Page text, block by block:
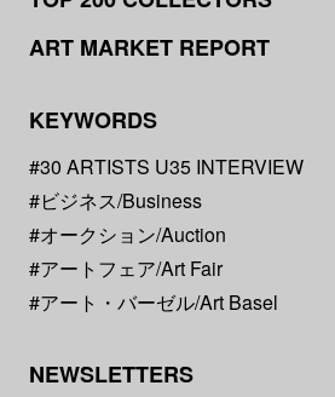
ART MARKET REPORT
KEYWORDS
#30 ARTISTS U35 INTERVIEW
#ビジネス/Business
#オークション/Auction
#アートフェア/Art Fair
#アート・バーゼル/Art Basel
NEWSLETTERS